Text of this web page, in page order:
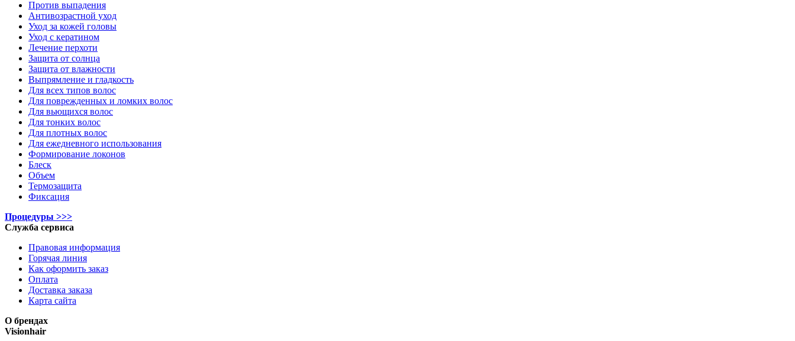
Против выпадения
Антивозрастной уход
Уход за кожей головы
Уход с кератином
Лечение перхоти
Защита от солнца
Защита от влажности
Выпрямление и гладкость
Для всех типов волос
Для поврежденных и ломких волос
Для вьющихся волос
Для тонких волос
Для плотных волос
Для ежедневного использования
Формирование локонов
Блеск
Объем
Термозащита
Фиксация
Процедуры >>>
Служба сервиса
Правовая информация
Горячая линия
Как оформить заказ
Оплата
Доставка заказа
Карта сайта
О брендах
Visionhair